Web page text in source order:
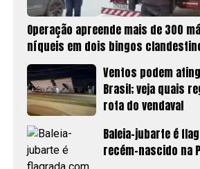
Operação apreende mais de 300
níqueis em dois bingos
Ventos podem
Brasil; veja quais
rota do vendaval
Baleia-jubarte é
recém-nascido na